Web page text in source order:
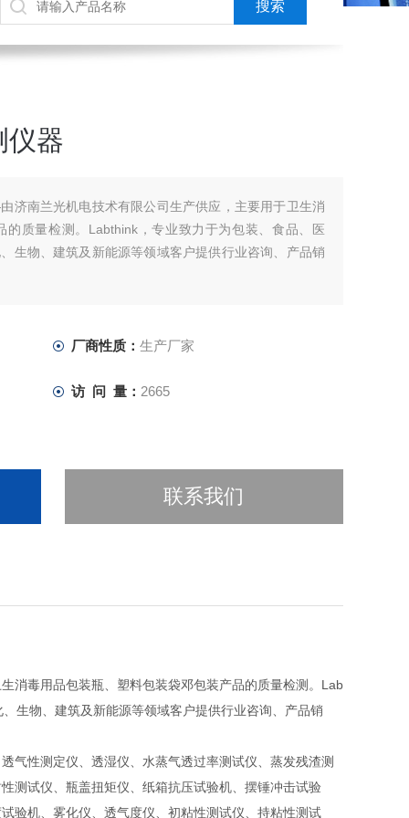
仪器
济南兰光机电技术有限公司生产供应，主要用于卫生消
质量检测。Labthink，专业致力于为包装、食品、医
生物、建筑及新能源等领域客户提供行业咨询、产品销
厂商性质： 生产厂家
访 问 量： 2665
联系我们
消毒用品包装瓶、塑料包装袋邓包装产品的质量检测。Lab
生物、建筑及新能源等领域客户提供行业咨询、产品销
气性测定仪、透湿仪、水蒸气透过率测试仪、蒸发残渣测
测试仪、瓶盖扭矩仪、纸箱抗压试验机、摆锤冲击试验
验机、雾化仪、透气度仪、初粘性测试仪、持粘性测试